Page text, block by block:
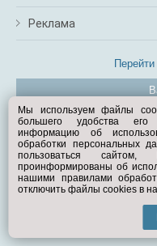
Реклама
©
Мы используем файлы
большего удобства его
информацию об
обработки персональных
пользоваться
проинформированы об
нашими правилами
отключить файлы cookies в